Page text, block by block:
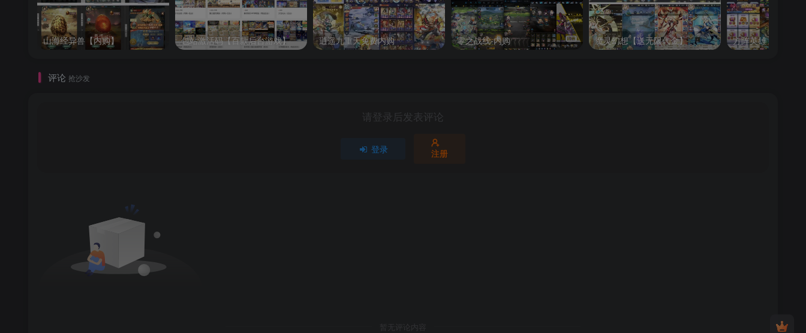
山海经异兽【内购】 包站激活码【百款后台游戏】 逍遥九重天免费内购 零之战线-内购 魔灵幻想【送无限代金】 方阵英雄【内购】
评论 抢沙发
请登录后发表评论
登录 注册
暂无评论内容